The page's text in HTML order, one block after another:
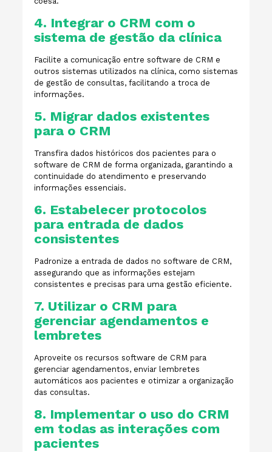
4. Integrar o CRM com o
sistema de gestão da clínica
Facilite a comunicação entre software de CRM e
outros sistemas utilizados na clínica, como sistemas
de gestão de consultas, facilitando a troca de
informações.
5. Migrar dados existentes
para o CRM
Transfira dados históricos dos pacientes para o
software de CRM de forma organizada, garantindo a
continuidade do atendimento e preservando
informações essenciais.
6. Estabelecer protocolos
para entrada de dados
consistentes
Padronize a entrada de dados no software de CRM,
assegurando que as informações estejam
consistentes e precisas para uma gestão eficiente.
7. Utilizar o CRM para
gerenciar agendamentos e
lembretes
Aproveite os recursos software de CRM para
gerenciar agendamentos, enviar lembretes
automáticos aos pacientes e otimizar a organização
das consultas.
8. Implementar o uso do CRM
em todas as interações com
pacientes